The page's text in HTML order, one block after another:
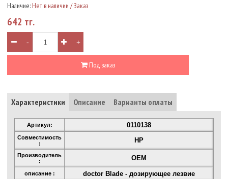
Наличие: Нет в наличии / Заказ
642 тг.
- +
Под заказ
Характеристики Описание Варианты оплаты
Артикул: 0110138
Совместимость
:
HP
Производитель
:
OEM
описание : doсtor Blade - дозирующее лезвие